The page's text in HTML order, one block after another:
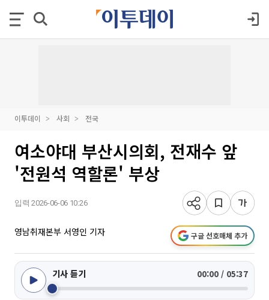
이투데이 사회 전국
여소야대 부산시의회, 전재수 앞
'전원석 역할론' 부상
입력 2026-06-06 10:26
영남취재본부 서영인 기자 구글 선호매체 추가
기사 듣기 00:00 / 05:37